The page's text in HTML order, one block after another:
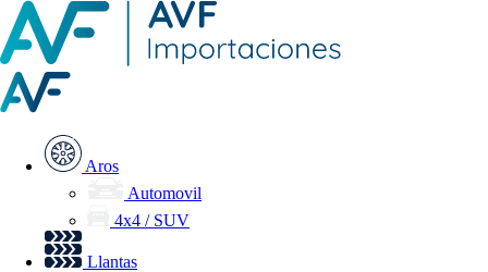
Aros
Automovil
4x4 / SUV
Llantas